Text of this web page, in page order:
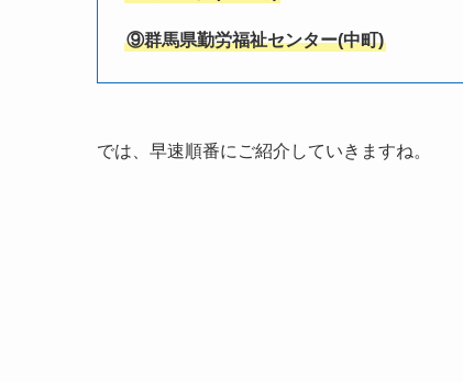
⑨群馬県勤労福祉センター(中町)
では、早速順番にご紹介していきますね。